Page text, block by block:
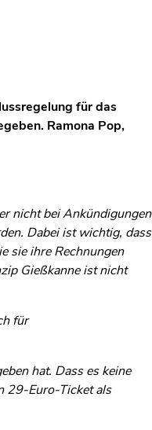
für das
Ramona Pop,
nicht bei Ankündigungen
Dabei ist wichtig, dass
sie ihre Rechnungen
Gießkanne ist nicht
für
hat. Dass es keine
29-Euro-Ticket als